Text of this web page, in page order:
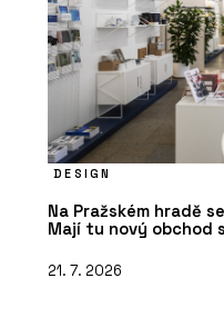
DESIGN
Na Pražském hradě
Mají tu nový obchod
21. 7. 2026